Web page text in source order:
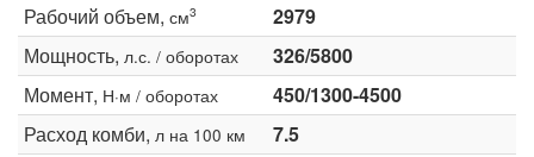
Рабочий объем, см3
2979
Мощность, л.с. / оборотах
326/5800
Момент, Н·м / оборотах
450/1300-4500
Расход комби, л на 100 км
7.5